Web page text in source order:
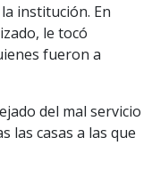
institución. En
le tocó
fueron a
del mal servicio
las casas a las que